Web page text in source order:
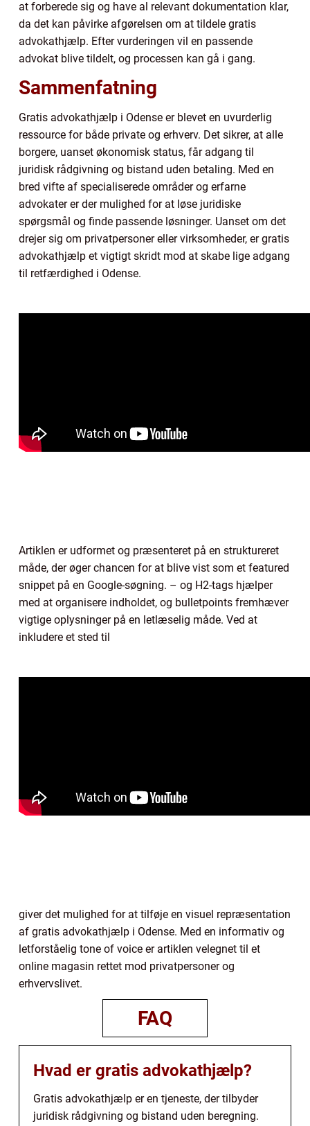
at forberede sig og have al relevant dokumentation klar,
da det kan påvirke afgørelsen om at tildele gratis
advokathjælp. Efter vurderingen vil en passende
advokat blive tildelt, og processen kan gå i gang.
Sammenfatning
Gratis advokathjælp i Odense er blevet en uvurderlig
ressource for både private og erhverv. Det sikrer, at alle
borgere, uanset økonomisk status, får adgang til
juridisk rådgivning og bistand uden betaling. Med en
bred vifte af specialiserede områder og erfarne
advokater er der mulighed for at løse juridiske
spørgsmål og finde passende løsninger. Uanset om det
drejer sig om privatpersoner eller virksomheder, er gratis
advokathjælp et vigtigt skridt mod at skabe lige adgang
til retfærdighed i Odense.
Artiklen er udformet og præsenteret på en struktureret
måde, der øger chancen for at blive vist som et featured
snippet på en Google-søgning. – og H2-tags hjælper
med at organisere indholdet, og bulletpoints fremhæver
vigtige oplysninger på en letlæselig måde. Ved at
inkludere et sted til
giver det mulighed for at tilføje en visuel repræsentation
af gratis advokathjælp i Odense. Med en informativ og
letforståelig tone of voice er artiklen velegnet til et
online magasin rettet mod privatpersoner og
erhvervslivet.
FAQ
Hvad er gratis advokathjælp?
Gratis advokathjælp er en tjeneste, der tilbyder
juridisk rådgivning og bistand uden beregning.